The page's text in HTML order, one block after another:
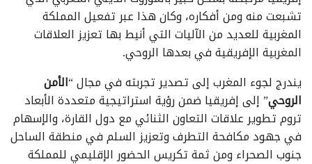
تشبعت منه ومن أفكاره، وكان هذا عبر تفعيل المملكة
المغربية للعديد من الآليات التي أنيط بها تعزيز العلاقات
المغربية الإفريقية في بعدها الروحي.
يندرج لجوء المغرب إلى تصدير تجربته في مجال “الأمن
الروحي” إلى إفريقيا ضمن رؤية استراتيجية متعددة الأبعاد
تروم تطوير علاقات التعاون الثنائي مع دول القارة، والإسهام
في جهود مكافحة التطرف وتعزيز السلم في منطقة الساحل
جنوب الصحراء ومن ثمة تكريس الحضور الإقليمي للمملكة